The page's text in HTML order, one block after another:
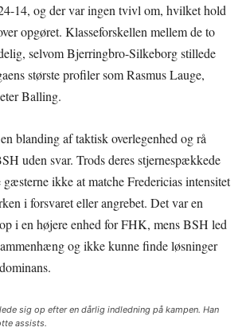
14, og der var ingen tvivl om, hvilket hold
opgøret. Klasseforskellen mellem de to
selvom Bjerringbro-Silkeborg stillede
største profiler som Rasmus Lauge,
Balling.
blanding af taktisk overlegenhed og rå
uden svar. Trods deres stjernespækkede
ikke at matche Fredericias intensitet
i forsvaret eller angrebet. Det var en
i en højere enhed for FHK, mens BSH led
og ikke kunne finde løsninger
sig op efter en dårlig indledning på kampen. Han
assists.